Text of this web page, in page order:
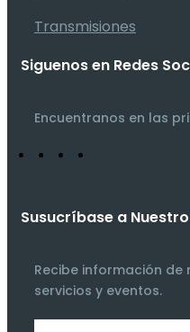
Transmisiones
Siguenos en Redes
Encuentranos en las
Susucríbase a
Recibe información
servicios y eventos.